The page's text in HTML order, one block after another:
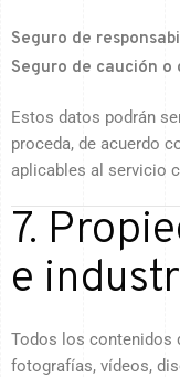
Seguro de
Seguro de caución
Estos datos podrán
proceda, de acuerdo
aplicables al servicio
7.
e
Todos los contenidos
fotografías, vídeos,